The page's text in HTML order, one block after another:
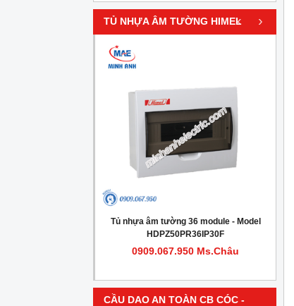
TỦ NHỰA ÂM TƯỜNG HIMEL
Tủ nhựa âm tường 36 module - Model
HDPZ50PR36IP30F
0909.067.950 Ms.Châu
‹ ›
CẦU DAO AN TOÀN CB CÓC -